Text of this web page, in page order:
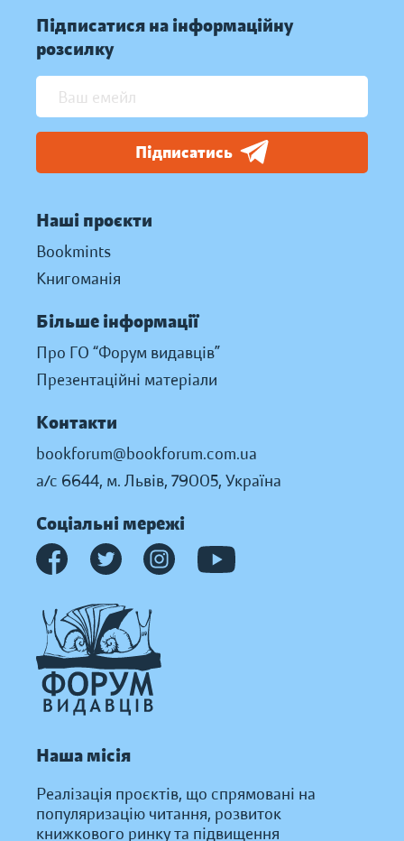
Підписатися на інформаційну
розсилку
Підписатись
Наші проєкти
Bookmints
Книгоманія
Більше інформації
Про ГО “Форум видавців”
Презентаційні матеріали
Контакти
bookforum@bookforum.com.ua
а/с 6644, м. Львів, 79005, Україна
Соціальні мережі
Наша місія
Реалізація проєктів, що спрямовані на
популяризацію читання, розвиток
книжкового ринку та підвищення